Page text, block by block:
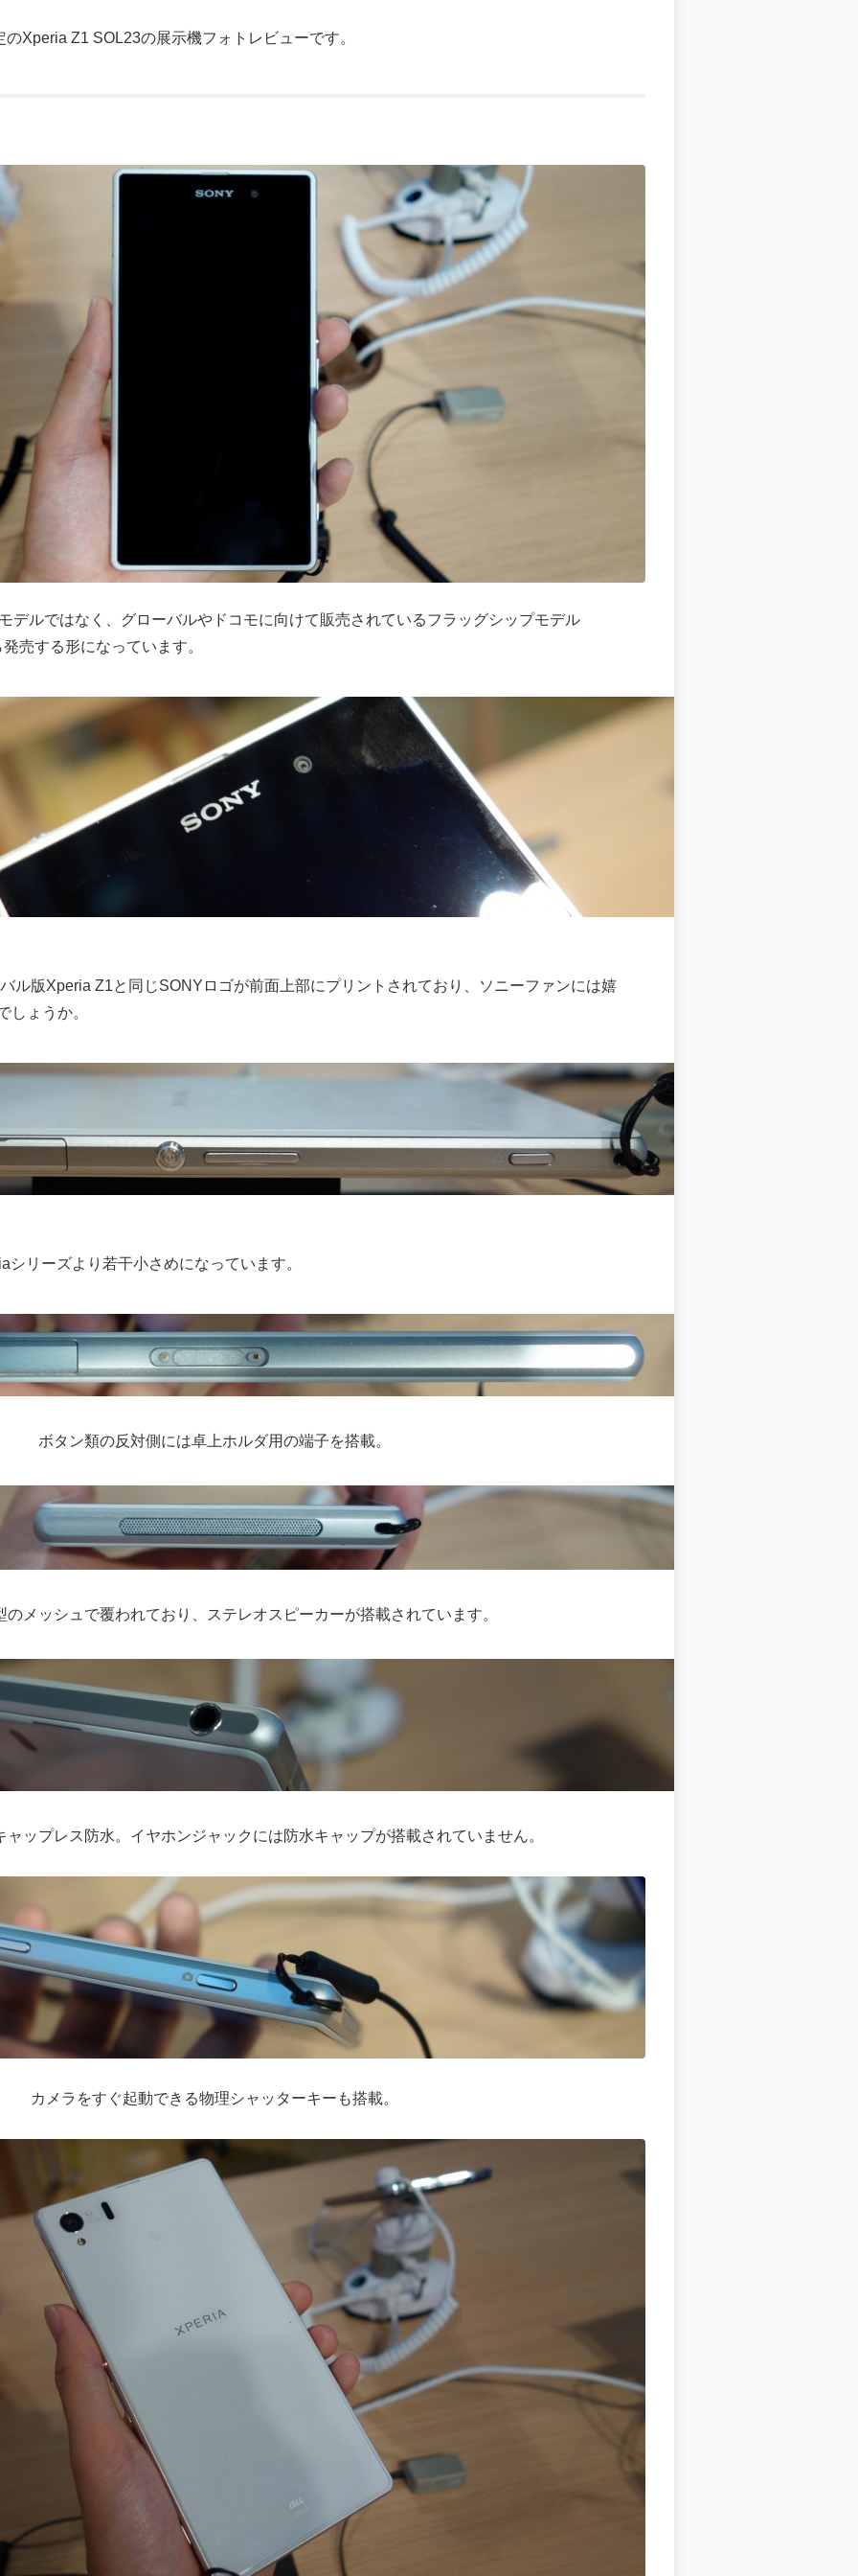
Xperia Z1 SOL23の展示機フォトレビューです。
デルではなく、グローバルやドコモに向けて販売されているフラッグシップモデル
売する形になっています。
ル版Xperia Z1と同じSONYロゴが前面上部にプリントされており、ソニーファンには嬉
しょうか。
リーズより若干小さめになっています。
ボタン類の反対側には卓上ホルダ用の端子を搭載。
のメッシュで覆われており、ステレオスピーカーが搭載されています。
ップレス防水。イヤホンジャックには防水キャップが搭載されていません。
カメラをすぐ起動できる物理シャッターキーも搭載。